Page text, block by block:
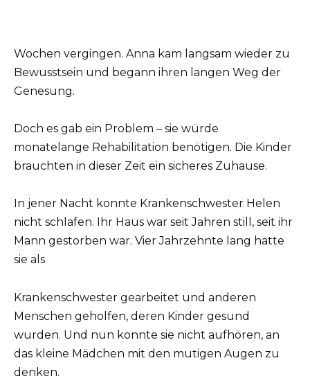
Wochen vergingen. Anna kam langsam wieder zu
Bewusstsein und begann ihren langen Weg der
Genesung.
Doch es gab ein Problem – sie würde
monatelange Rehabilitation benötigen. Die Kinder
brauchten in dieser Zeit ein sicheres Zuhause.
In jener Nacht konnte Krankenschwester Helen
nicht schlafen. Ihr Haus war seit Jahren still, seit ihr
Mann gestorben war. Vier Jahrzehnte lang hatte
sie als
Krankenschwester gearbeitet und anderen
Menschen geholfen, deren Kinder gesund
wurden. Und nun konnte sie nicht aufhören, an
das kleine Mädchen mit den mutigen Augen zu
denken.